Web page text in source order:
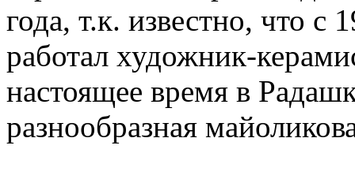
года, т.к. известно, что с
работал художник-
настоящее время в
разнообразная